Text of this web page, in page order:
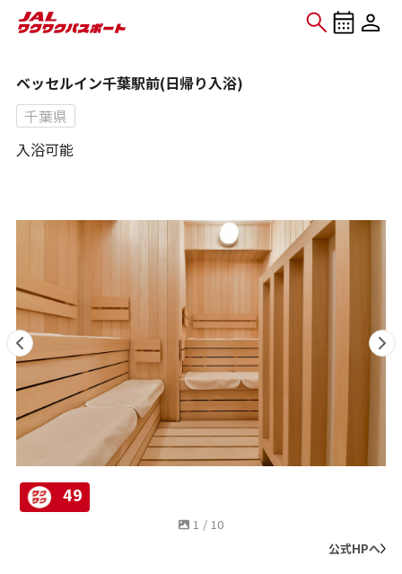
ベッセルイン千葉駅前(日帰り入浴)
千葉県
入浴可能
49
1 / 10
公式HPへ